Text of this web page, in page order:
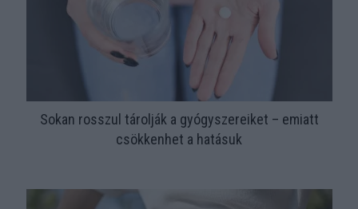
Sokan rosszul tárolják a gyógyszereiket – emiatt
csökkenhet a hatásuk